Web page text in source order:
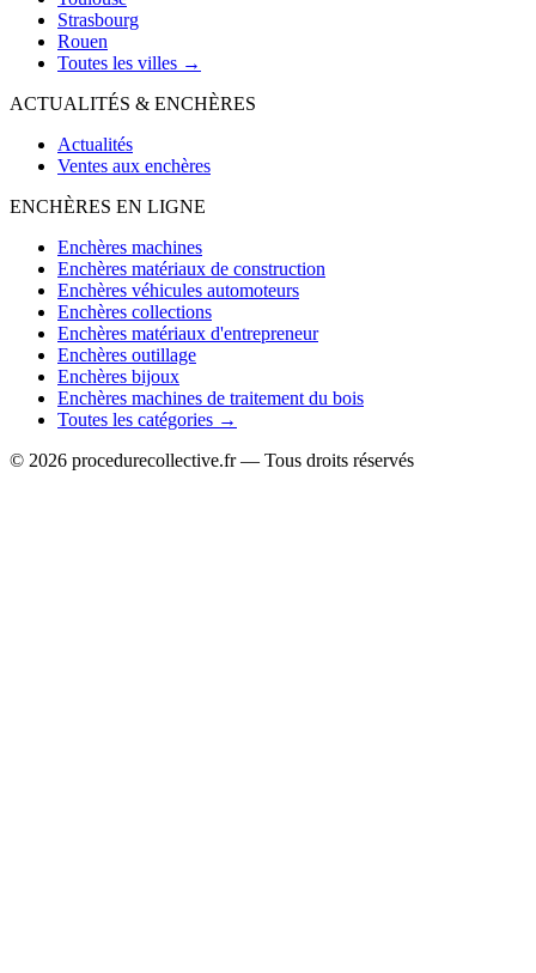
Strasbourg
Rouen
Toutes les villes →
ACTUALITÉS & ENCHÈRES
Actualités
Ventes aux enchères
ENCHÈRES EN LIGNE
Enchères machines
Enchères matériaux de construction
Enchères véhicules automoteurs
Enchères collections
Enchères matériaux d'entrepreneur
Enchères outillage
Enchères bijoux
Enchères machines de traitement du bois
Toutes les catégories →
© 2026 procedurecollective.fr — Tous droits réservés